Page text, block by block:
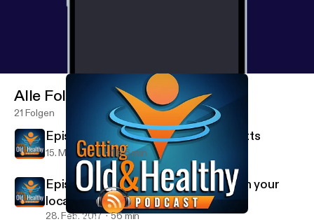
Episode 20 - Time Skip to Christmas
Alle Folgen
21 Folgen
Episode 23 - Special Guest Paul Mitts
15. März 2017 1 h 6 min
Episode 22 - You ever get involved in your
local community.... on weeeed?
28. Feb. 2017 56 min